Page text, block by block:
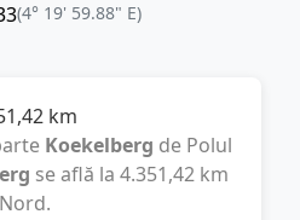
(4° 19' 59.88" E)
km
Koekelberg de Polul
se află la 4.351,42 km